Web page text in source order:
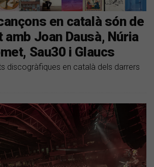
en català són de
amb Joan Dausà, Núria
Sau30 i Glaucs
discogràfiques en català dels darrers